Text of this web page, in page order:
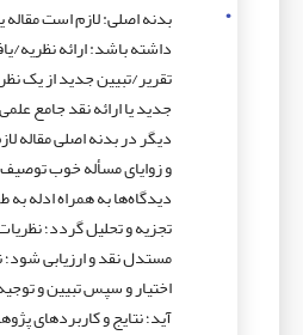
بدنه اصلی: لازم است
داشته باشد: ارائه نظریه/
تقریر/تبیین جدید از یک
جدید یا ارائه نقد جامع
دیگر در بدنه اصلی مقاله
و زوایای مسأله خوب
دیدگاه‌­ها به همراه ادله به
تجزیه و تحلیل گردد؛
مستدل نقد و ارزیابی شود؛
اختیار و سپس تبیین و
آید؛ نتایج و